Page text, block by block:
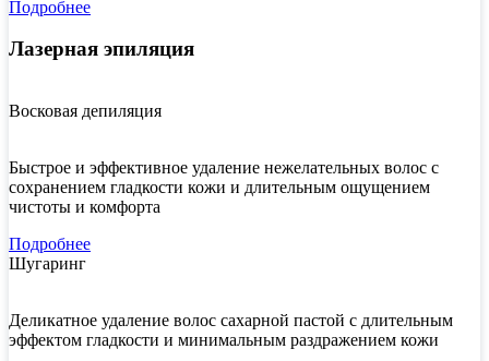
Подробнее
Лазерная эпиляция
Восковая депиляция
Быстрое и эффективное удаление нежелательных волос с
сохранением гладкости кожи и длительным ощущением
чистоты и комфорта
Подробнее
Шугаринг
Деликатное удаление волос сахарной пастой с длительным
эффектом гладкости и минимальным раздражением кожи